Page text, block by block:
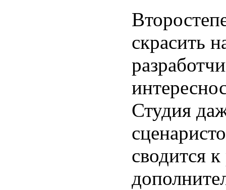
скрасить
Студия
сводится